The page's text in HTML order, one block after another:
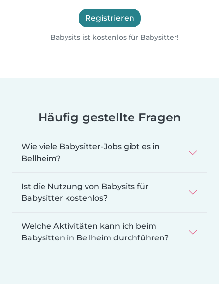
Registrieren
Babysits ist kostenlos für Babysitter!
Häufig gestellte Fragen
Wie viele Babysitter-Jobs gibt es in
Bellheim?
Ist die Nutzung von Babysits für
Babysitter kostenlos?
Welche Aktivitäten kann ich beim
Babysitten in Bellheim durchführen?